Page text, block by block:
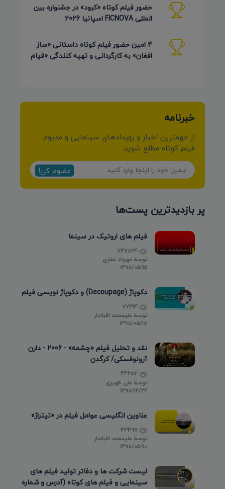
حضور فیلم کوتاه «کبود» در جشنواره بین
المللی FICNOVA اسپانیا 2026
4 امین حضور فیلم کوتاه داستانی «ساز
افغان» به کارگردانی و تهیه کنندگی «قیام
خبرنامه
از مهمترین اخبار و رویدادهای سینمایی و مدیوم
فیلم کوتاه مطلع شوید:
عضوم کن!
پر بازدیدترین پست‌ها
فیلم های اروتیک در سینما
توسط مهرداد غفاری
۱۳۹۸/۰۵/۱۵
دکوپاژ (Decoupage) و دکوپاژ نویسی فیلم
توسطعلیمحمد اقبالدار
۱۳۹۸/۰۵/۱۸
نقد و تحلیل فیلم «چشمه» - 2006 - دارن
آرونوفسکی/ کرگدن
توسطعلی ظهیری
۱۳۹۸/۱۲/۲۲
عناوین انگلیسی عوامل فیلم در «تیتراژ»
توسطعلیمحمد اقبالدار
۱۳۹۸/۰۵/۱۰
لیست شرکت ها و دفاتر تولید فیلم های
سینمایی و فیلم های کوتاه (آدرس و شماره